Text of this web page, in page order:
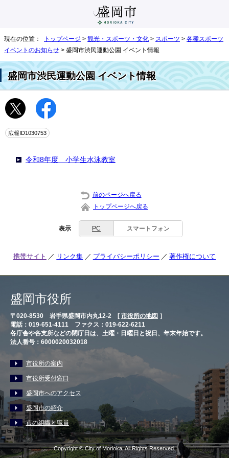
現在の位置： トップページ > 観光・スポーツ・文化 > スポーツ > 各種スポーツ
イベントのお知らせ > 盛岡市渋民運動公園 イベント情報
盛岡市渋民運動公園 イベント情報
広報ID1030753
令和8年度 小学生水泳教室
前のページへ戻る
トップページへ戻る
表示 PC スマートフォン
携帯サイト リンク集 プライバシーポリシー 著作権について
盛岡市役所
〒020-8530 岩手県盛岡市内丸12-2 [ 市役所の地図 ］
電話：019-651-4111 ファクス：019-622-6211
各庁舎や各支所などの閉庁日は、土曜・日曜日と祝日、年末年始です。
法人番号：6000020032018
市役所の案内
市役所受付窓口
盛岡市へのアクセス
盛岡市の紹介
市の組織と職員
Copyright © City of Morioka, All Rights Reserved.